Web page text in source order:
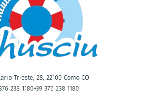
Trieste, 28, 22100 Como CO
238 1180+39 376 238 1180